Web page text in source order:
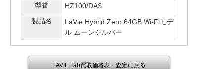
型番
HZ100/DAS
製品名
LaVie Hybrid Zero 64GB Wi-Fiモデ
ル ムーンシルバー
LAVIE Tab買取価格表・査定に戻る